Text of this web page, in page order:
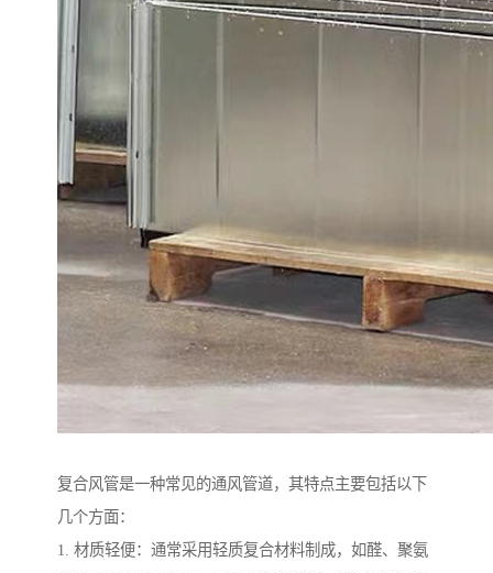
复合风管是一种常见的通风管道，其特点主要包括以下
几个方面：
1. 材质轻便：通常采用轻质复合材料制成，如醛、聚氨